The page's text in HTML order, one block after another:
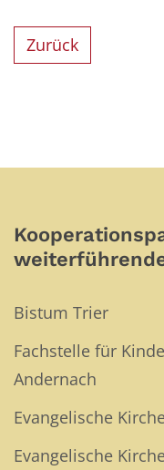
Zurück
Bistum Trier
Fachstelle für
Andernach
Evangelische
Evangelische